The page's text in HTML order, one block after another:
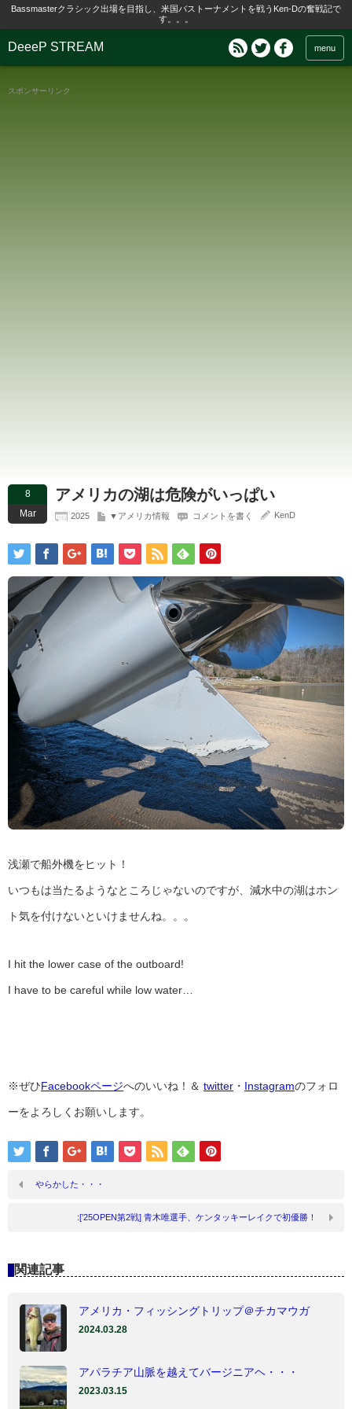
Bassmasterクラシック出場を目指し、米国バストーナメントを戦うKen-Dの奮戦記で
す。。。
DeeeP STREAM menu
スポンサーリンク
8
Mar
アメリカの湖は危険がいっぱい
2025 ▼アメリカ情報 コメントを書く KenD
浅瀬で船外機をヒット！
いつもは当たるようなところじゃないのですが、減水中の湖はホン
ト気を付けないといけませんね。。。
I hit the lower case of the outboard!
I have to be careful while low water…
※ぜひFacebookページへのいいね！＆ twitter ・ Instagramのフォロ
ーをよろしくお願いします。
やらかした・・・
:[’25OPEN第2戦] 青木唯選手、ケンタッキーレイクで初優勝！
関連記事
アメリカ・フィッシングトリップ＠チカマウガ
2024.03.28
アパラチア山脈を越えてバージニアヘ・・・
2023.03.15